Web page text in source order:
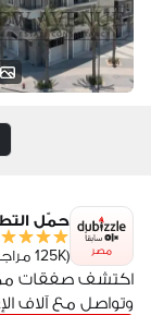
مصر
حمّل
(125K مراجعات)
اكتشف صفقات
وتواصل مع آلاف